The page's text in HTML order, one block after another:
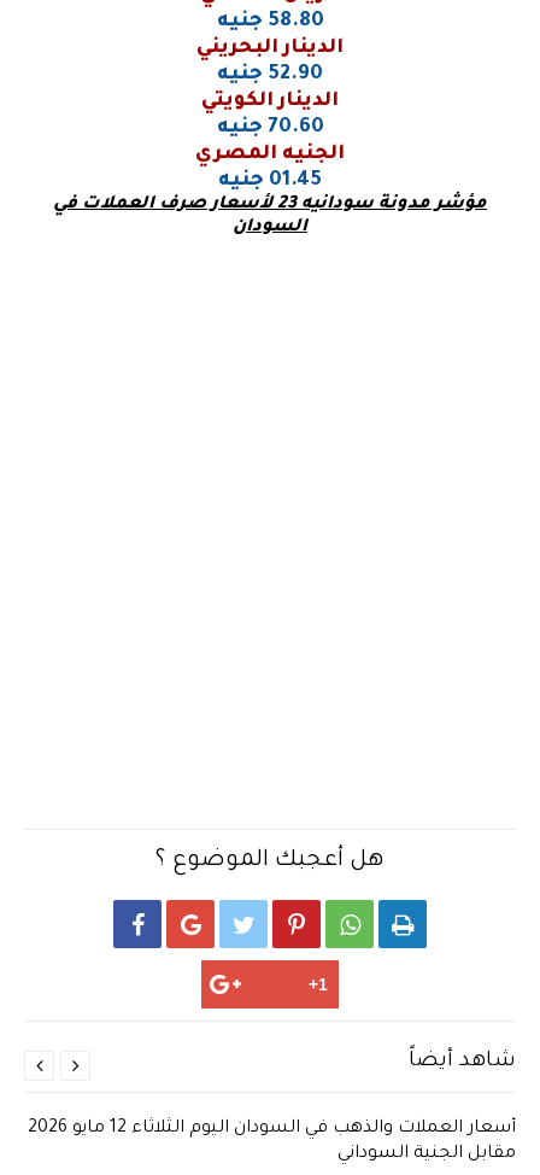
58.80 جنيه
الدينار البحريني
52.90 جنيه
الدينار الكويتي
70.60 جنيه
الجنيه المصري
01.45 جنيه
مؤشر مدونة سودانيه 23 لأسعار صرف العملات في
السودان
هل أعجبك الموضوع ؟
     
شاهد أيضاً
أسعار العملات والذهب في السودان اليوم الثلاثاء 12 مايو 2026
مقابل الجنية السوداني

